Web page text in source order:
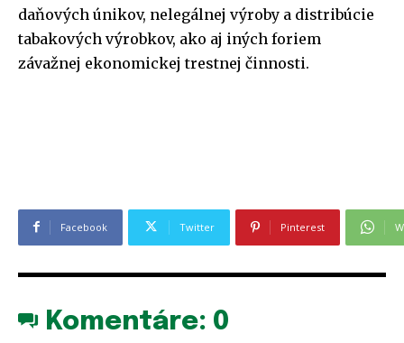
daňových únikov, nelegálnej výroby a distribúcie
tabakových výrobkov, ako aj iných foriem
závažnej ekonomickej trestnej činnosti.
Facebook Twitter Pinterest
Komentáre: 0